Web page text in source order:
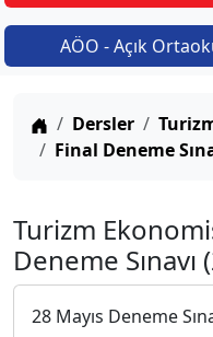
AÖO - Açık
Anasayfa
Dersler
Final Deneme
Turizm
Deneme Sınavı
28 Mayıs Deneme